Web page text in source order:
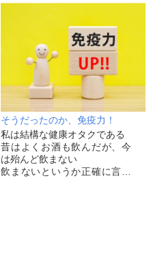
そうだったのか、免疫力！
私は結構な健康オタクである
昔はよくお酒も飲んだが、今
は殆んど飲まない
飲まないというか正確に言う